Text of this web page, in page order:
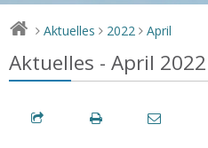
> Aktuelles > 2022 > April
Aktuelles - April 2022